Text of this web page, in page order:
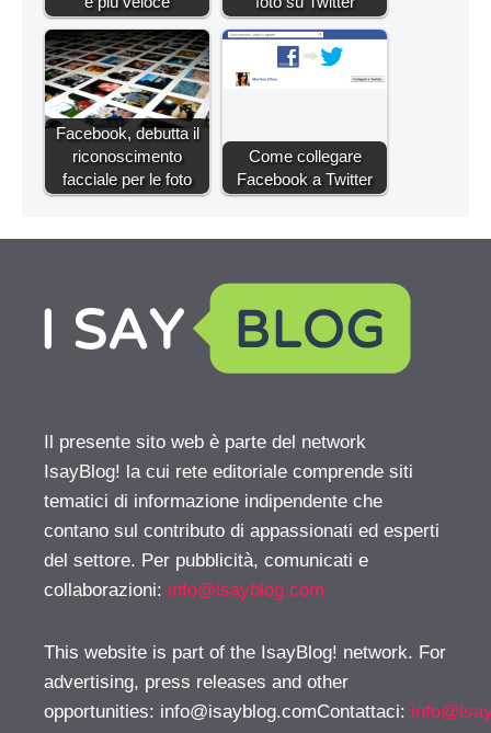
Facebook, debutta il
riconoscimento
facciale per le foto
Come collegare
Facebook a Twitter
Il presente sito web è parte del network
IsayBlog! la cui rete editoriale comprende siti
tematici di informazione indipendente che
contano sul contributo di appassionati ed esperti
del settore. Per pubblicità, comunicati e
collaborazioni: info@isayblog.com
This website is part of the IsayBlog! network. For
advertising, press releases and other
opportunities: info@isayblog.comContattaci: